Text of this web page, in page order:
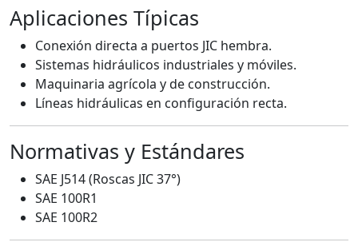
Aplicaciones Típicas
Conexión directa a puertos JIC hembra.
Sistemas hidráulicos industriales y móviles.
Maquinaria agrícola y de construcción.
Líneas hidráulicas en configuración recta.
Normativas y Estándares
SAE J514 (Roscas JIC 37°)
SAE 100R1
SAE 100R2